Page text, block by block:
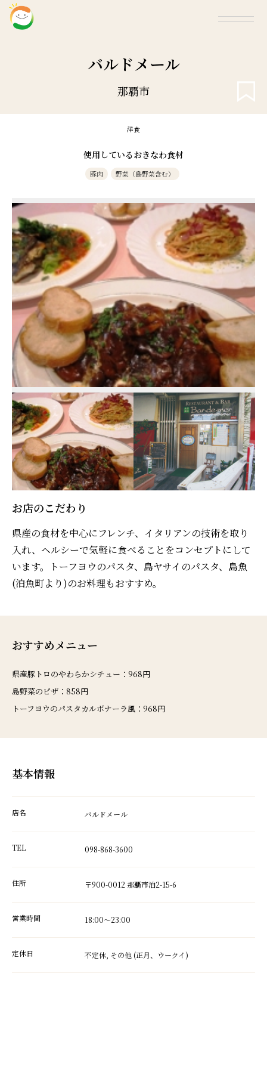
バルドメール
那覇市
洋食
使用しているおきなわ食材
豚肉 野菜（島野菜含む）
お店のこだわり
県産の食材を中心にフレンチ、イタリアンの技術を取り
入れ、ヘルシーで気軽に食べることをコンセプトにして
います。トーフヨウのパスタ、島ヤサイのパスタ、島魚
(泊魚町より)のお料理もおすすめ。
おすすめメニュー
県産豚トロのやわらかシチュー：968円
島野菜のピザ：858円
トーフヨウのパスタカルボナーラ風：968円
基本情報
店名 バルドメール
TEL 098-868-3600
住所 〒900-0012 那覇市泊2-15-6
営業時間 18:00～23:00
定休日 不定休, その他 (正月、ウークイ)